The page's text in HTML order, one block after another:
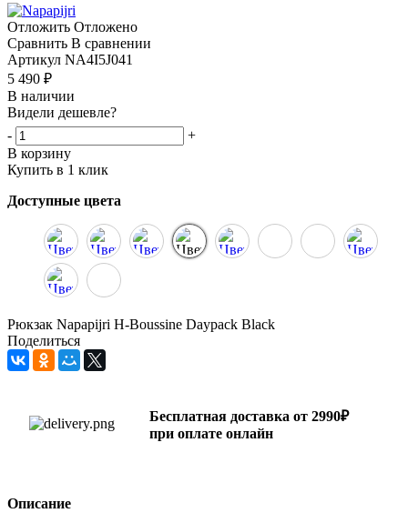
Отложить Отложено
Сравнить В сравнении
Артикул NA4I5J041
5 490 ₽
В наличии
Видели дешевле?
-
+
В корзину
Купить в 1 клик
Доступные цвета
Рюкзак Napapijri H-Boussine Daypack Black
Поделиться
Бесплатная доставка от 2990₽
при оплате онлайн
Описание